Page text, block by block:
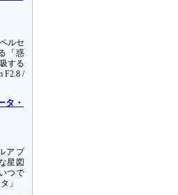
ルセ
「惑
する
F2.8 /
タ・
アプ
星図
つで
」